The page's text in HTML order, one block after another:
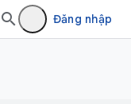
Đăng nhập